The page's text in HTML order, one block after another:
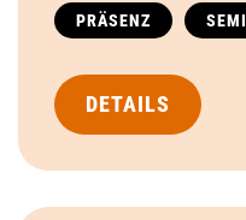
PRÄSENZ
DETAILS